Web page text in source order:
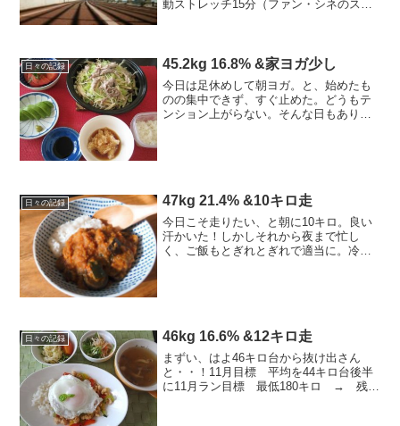
動ストレッチ15分（ファン・シネのスト
日々の記録 45.2kg 16.8% &家ヨガ少し
今日は足休めして朝ヨガ。と、始めたも
のの集中できず、すぐ止めた。どうもテ
ンション上がらない。そんな日もありま
日々の記録 47kg 21.4% &10キロ走
今日こそ走りたい、と朝に10キロ。良い
汗かいた！しかしそれから夜まで忙し
く、ご飯もとぎれとぎれで適当に。冷凍
日々の記録 46kg 16.6% &12キロ走
まずい、はよ46キロ台から抜け出さん
と・・！11月目標 平均を44キロ台後半
に11月ラン目標 最低180キロ → 残